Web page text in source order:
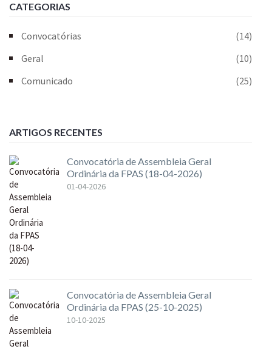
CATEGORIAS
Convocatórias
(14)
Geral
(10)
Comunicado
(25)
ARTIGOS RECENTES
Convocatória de Assembleia Geral
Ordinária da FPAS (18-04-2026)
01-04-2026
Convocatória de Assembleia Geral
Ordinária da FPAS (25-10-2025)
10-10-2025